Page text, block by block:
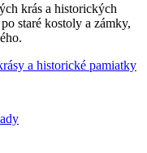
krás a historických
staré kostoly a zámky,
a historické pamiatky